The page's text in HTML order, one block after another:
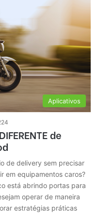
Aplicativos
de
de delivery sem precisar
em equipamentos caros?
está abrindo portas para
operar de maneira
estratégias práticas